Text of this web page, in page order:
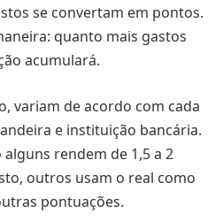
se convertam em pontos.
quanto mais gastos
acumulará.
variam de acordo com cada
e instituição bancária.
rendem de 1,5 a 2
outros usam o real como
pontuações.